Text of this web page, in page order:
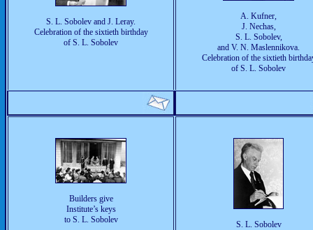
S. L. Sobolev and J. Leray.
Celebration of the sixtieth birthday
of S. L. Sobolev
A. Kufner,
J. Nechas,
S. L. Sobolev,
and V. N. Maslennikova.
Celebration of the sixtieth
of S. L. Sobolev
Builders give
Institute’s keys
to S. L. Sobolev
S. L. Sobolev